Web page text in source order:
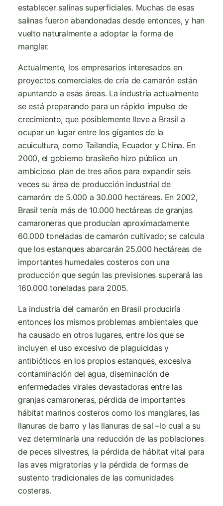
establecer salinas superficiales. Muchas de esas
salinas fueron abandonadas desde entonces, y han
vuelto naturalmente a adoptar la forma de
manglar.
Actualmente, los empresarios interesados en
proyectos comerciales de cría de camarón están
apuntando a esas áreas. La industria actualmente
se está preparando para un rápido impulso de
crecimiento, que posiblemente lleve a Brasil a
ocupar un lugar entre los gigantes de la
acuicultura, como Tailandia, Ecuador y China. En
2000, el gobierno brasileño hizo público un
ambicioso plan de tres años para expandir seis
veces su área de producción industrial de
camarón: de 5.000 a 30.000 hectáreas. En 2002,
Brasil tenía más de 10.000 hectáreas de granjas
camaroneras que producían aproximadamente
60.000 toneladas de camarón cultivado; se calcula
que los estanques abarcarán 25.000 hectáreas de
importantes humedales costeros con una
producción que según las previsiones superará las
160.000 toneladas para 2005.
La industria del camarón en Brasil produciría
entonces los mismos problemas ambientales que
ha causado en otros lugares, entre los que se
incluyen el uso excesivo de plaguicidas y
antibióticos en los propios estanques, excesiva
contaminación del agua, diseminación de
enfermedades virales devastadoras entre las
granjas camaroneras, pérdida de importantes
hábitat marinos costeros como los manglares, las
llanuras de barro y las llanuras de sal –lo cual a su
vez determinaría una reducción de las poblaciones
de peces silvestres, la pérdida de hábitat vital para
las aves migratorias y la pérdida de formas de
sustento tradicionales de las comunidades
costeras.